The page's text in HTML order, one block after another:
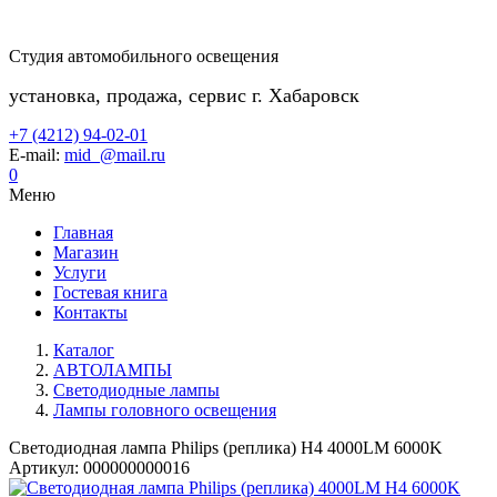
Студия автомобильного освещения
установка, продажа, сервис г. Хабаровск
+7 (4212) 94-02-01
E-mail: mid_@mail.ru
0
Меню
Главная
Магазин
Услуги
Гостевая книга
Контакты
Каталог
АВТОЛАМПЫ
Светодиодные лампы
Лампы головного освещения
Светодиодная лампа Philips (реплика) H4 4000LM 6000K
Артикул: 000000000016